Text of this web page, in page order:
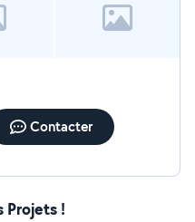
Contacter
Projets !